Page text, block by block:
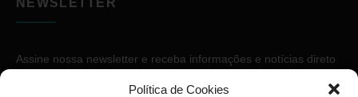
Política de Cookies
Assine nossa newsletter e receba informações e notícias direto